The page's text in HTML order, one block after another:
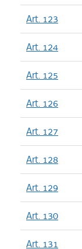
Art. 123
Art. 124
Art. 125
Art. 126
Art. 127
Art. 128
Art. 129
Art. 130
Art. 131